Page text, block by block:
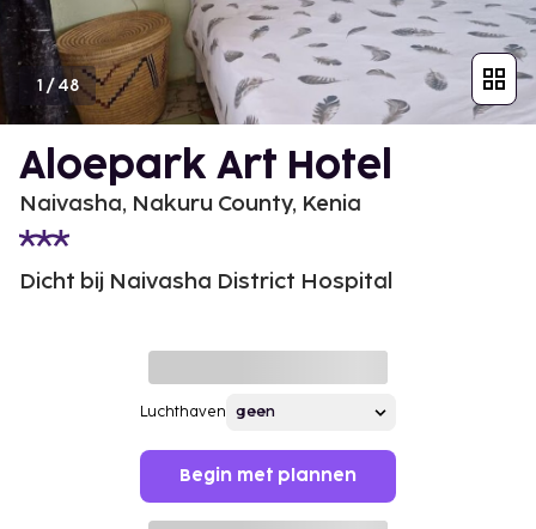
1 /48
Aloepark Art Hotel
Naivasha, Nakuru County, Kenia
Dicht bij Naivasha District Hospital
Luchthaven
Begin met plannen